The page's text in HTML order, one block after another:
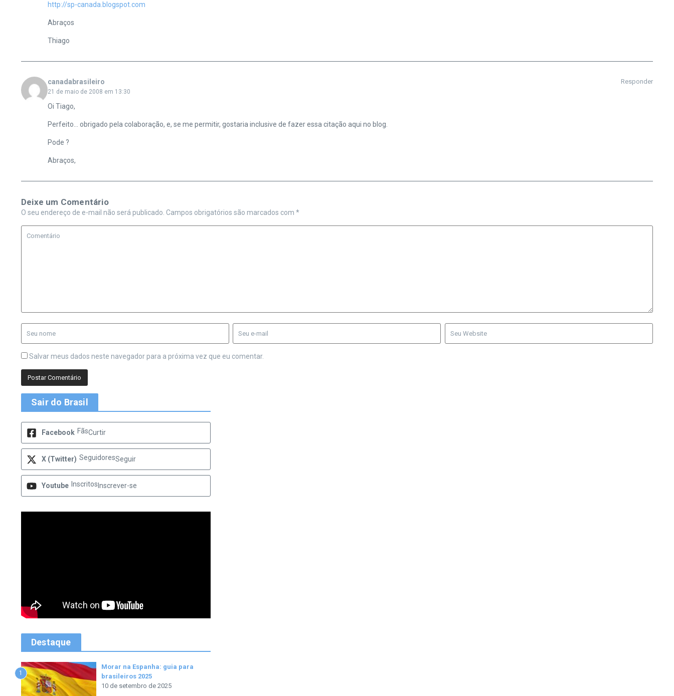
http://sp-canada.blogspot.com
Abraços
Thiago
canadabrasileiro
21 de maio de 2008 em 13:30
Responder
Oi Tiago,
Perfeito… obrigado pela colaboração, e, se me permitir, gostaria inclusive de fazer essa citação aqui no blog.
Pode ?
Abraços,
Deixe um Comentário
O seu endereço de e-mail não será publicado. Campos obrigatórios são marcados com *
Salvar meus dados neste navegador para a próxima vez que eu comentar.
Sair do Brasil
Facebook FãsCurtir
X (Twitter) SeguidoresSeguir
Youtube Inscritos Inscrever-se
Destaque
1
Morar na Espanha: guia para
brasileiros 2025
10 de setembro de 2025